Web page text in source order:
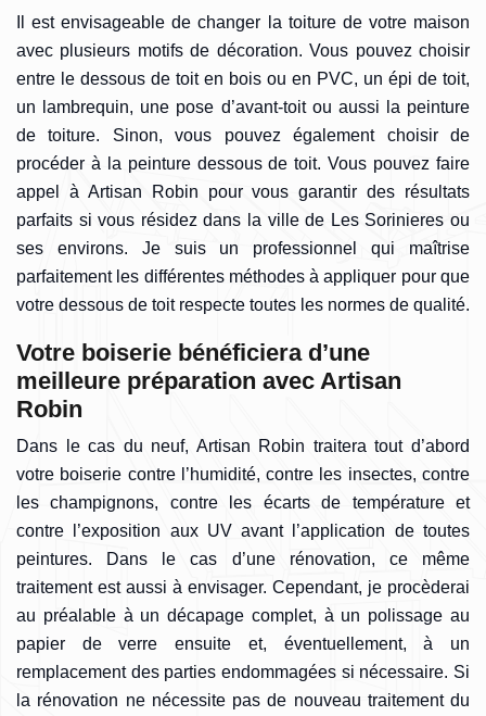
Il est envisageable de changer la toiture de votre maison
avec plusieurs motifs de décoration. Vous pouvez choisir
entre le dessous de toit en bois ou en PVC, un épi de toit,
un lambrequin, une pose d’avant-toit ou aussi la peinture
de toiture. Sinon, vous pouvez également choisir de
procéder à la peinture dessous de toit. Vous pouvez faire
appel à Artisan Robin pour vous garantir des résultats
parfaits si vous résidez dans la ville de Les Sorinieres ou
ses environs. Je suis un professionnel qui maîtrise
parfaitement les différentes méthodes à appliquer pour que
votre dessous de toit respecte toutes les normes de qualité.
Votre boiserie bénéficiera d’une
meilleure préparation avec Artisan
Robin
Dans le cas du neuf, Artisan Robin traitera tout d’abord
votre boiserie contre l’humidité, contre les insectes, contre
les champignons, contre les écarts de température et
contre l’exposition aux UV avant l’application de toutes
peintures. Dans le cas d’une rénovation, ce même
traitement est aussi à envisager. Cependant, je procèderai
au préalable à un décapage complet, à un polissage au
papier de verre ensuite et, éventuellement, à un
remplacement des parties endommagées si nécessaire. Si
la rénovation ne nécessite pas de nouveau traitement du